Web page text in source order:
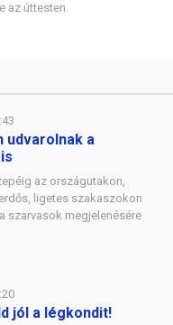
az úttesten.
udvarolnak a
az országutakon,
ligetes szakaszokon
szarvasok megjelenésére
jól a légkondit!